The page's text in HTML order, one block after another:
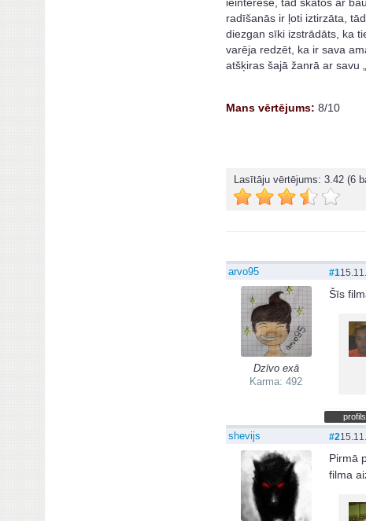
radīšanās ir ļoti iztirzāta,
diezgan sīki izstrādāts, ka
varēja redzēt, ka ir sava
atšķiras šajā žanrā ar savu
Mans vērtējums: 8/10
Lasītāju vērtējums: 3.42 (6
arvo95
Dzīvo exā
Karma: 492
#1
Šīs
profils
shevijs #2
Pirmā
filma